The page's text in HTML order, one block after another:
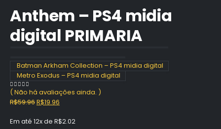
Anthem – PS4 midia
digital PRIMARIA
Batman Arkham Collection – PS4 midia digital
Metro Exodus – PS4 midia digital
0 out of 5
( Não há avaliações ainda. )
R$59.96O
original
R$19.96
atual
Em até 12x de R$2.02